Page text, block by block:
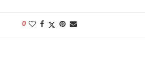
0